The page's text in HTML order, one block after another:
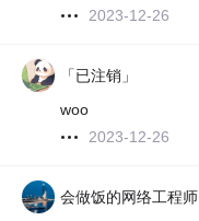
2023-12-26
「已注销」
woo
2023-12-26
会做饭的网络工程师